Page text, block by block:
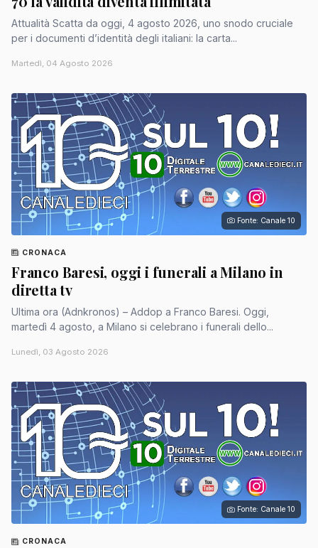
Attualità Scatta da oggi, 4 agosto 2026, uno snodo cruciale
per i documenti d’identità degli italiani: la carta...
Martedì, 04 Agosto 2026
Fonte: Canale 10
CRONACA
Franco Baresi, oggi i funerali a Milano in
diretta tv
Ultima ora (Adnkronos) – Addop a Franco Baresi. Oggi,
martedì 4 agosto, a Milano si celebrano i funerali dello...
Lunedì, 03 Agosto 2026
Fonte: Canale 10
CRONACA